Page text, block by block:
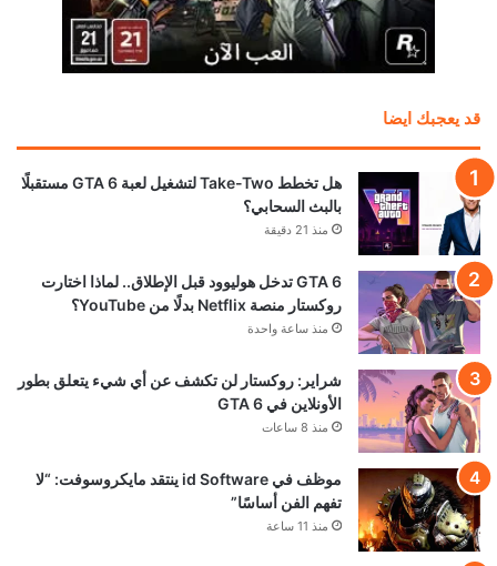
قد يعجبك ايضا
هل تخطط Take-Two لتشغيل لعبة GTA 6 مستقبلًا
بالبث السحابي؟
منذ 21 دقيقة
GTA 6 تدخل هوليوود قبل الإطلاق.. لماذا اختارت
روكستار منصة Netflix بدلًا من YouTube؟
منذ ساعة واحدة
شراير: روكستار لن تكشف عن أي شيء يتعلق بطور
الأونلاين في GTA 6
منذ 8 ساعات
موظف في id Software ينتقد مايكروسوفت: “لا
تفهم الفن أساسًا”
منذ 11 ساعة